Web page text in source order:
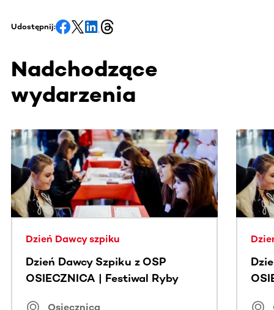
Udostępnij:
Nadchodzące
wydarzenia
Ta sekcja zawiera treści przewijane w poziomie. Użyj
Dzień Dawcy szpiku
Dzień Dawcy Szpiku z OSP
OSIECZNICA | Festiwal Ryby
Osiecznica